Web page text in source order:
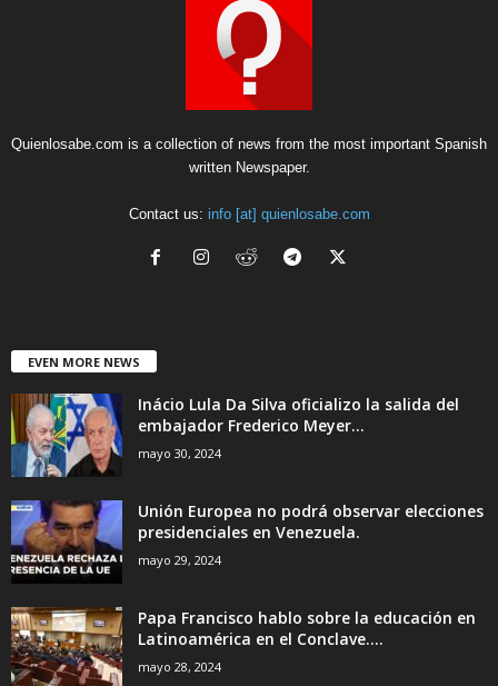
Quienlosabe.com is a collection of news from the most important Spanish
written Newspaper.
Contact us: info [at] quienlosabe.com
EVEN MORE NEWS
Inácio Lula Da Silva oficializo la salida del
embajador Frederico Meyer...
mayo 30, 2024
Unión Europea no podrá observar elecciones
presidenciales en Venezuela.
mayo 29, 2024
Papa Francisco hablo sobre la educación en
Latinoamérica en el Conclave....
mayo 28, 2024